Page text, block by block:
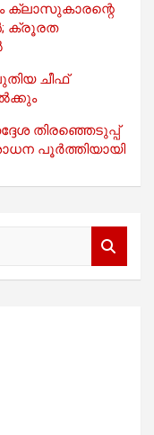
ക്ലാസുകാരന്റെ
ക്രൂരത
ചീഫ്
തിരഞ്ഞെടുപ്പ്
പൂർത്തിയായി